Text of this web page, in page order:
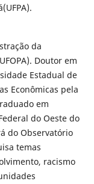
da
Doutor em
Estadual de
Econômicas pela
em
do Oeste do
do Observatório
temas
racismo